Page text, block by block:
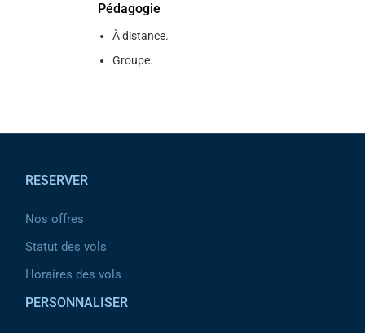
Pédagogie
À distance.
Groupe.
RESERVER
Nos offres
Statut des vols
Horaires des vols
PERSONNALISER